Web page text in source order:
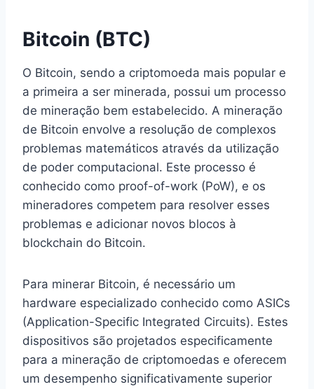
Bitcoin (BTC)
O Bitcoin, sendo a criptomoeda mais popular e
a primeira a ser minerada, possui um processo
de mineração bem estabelecido. A mineração
de Bitcoin envolve a resolução de complexos
problemas matemáticos através da utilização
de poder computacional. Este processo é
conhecido como proof-of-work (PoW), e os
mineradores competem para resolver esses
problemas e adicionar novos blocos à
blockchain do Bitcoin.
Para minerar Bitcoin, é necessário um
hardware especializado conhecido como ASICs
(Application-Specific Integrated Circuits). Estes
dispositivos são projetados especificamente
para a mineração de criptomoedas e oferecem
um desempenho significativamente superior